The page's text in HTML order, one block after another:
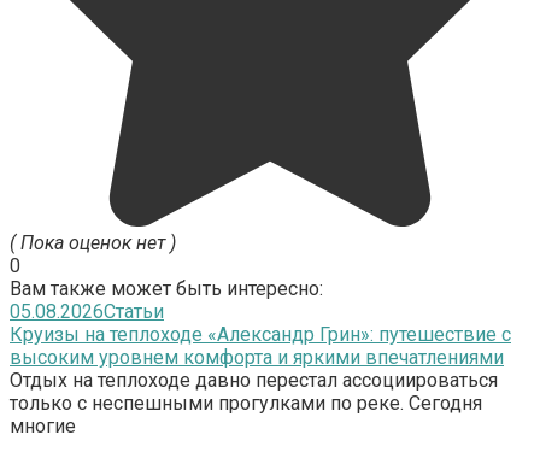
( Пока оценок нет )
0
Вам также может быть интересно:
05.08.2026Статьи
Круизы на теплоходе «Александр Грин»: путешествие с
высоким уровнем комфорта и яркими впечатлениями
Отдых на теплоходе давно перестал ассоциироваться
только с неспешными прогулками по реке. Сегодня
многие